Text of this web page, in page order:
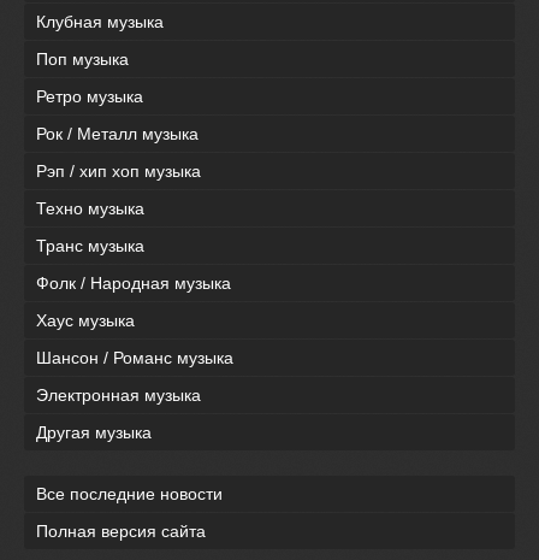
Клубная музыка
Поп музыка
Ретро музыка
Рок / Металл музыка
Рэп / хип хоп музыка
Техно музыка
Транс музыка
Фолк / Народная музыка
Хаус музыка
Шансон / Романс музыка
Электронная музыка
Другая музыка
Все последние новости
Полная версия сайта